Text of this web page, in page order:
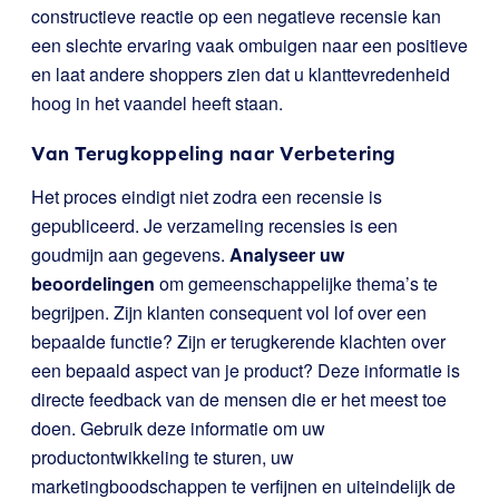
constructieve reactie op een negatieve recensie kan
een slechte ervaring vaak ombuigen naar een positieve
en laat andere shoppers zien dat u klanttevredenheid
hoog in het vaandel heeft staan.
Van Terugkoppeling naar Verbetering
Het proces eindigt niet zodra een recensie is
gepubliceerd. Je verzameling recensies is een
goudmijn aan gegevens. Analyseer uw
beoordelingen om gemeenschappelijke thema’s te
begrijpen. Zijn klanten consequent vol lof over een
bepaalde functie? Zijn er terugkerende klachten over
een bepaald aspect van je product? Deze informatie is
directe feedback van de mensen die er het meest toe
doen. Gebruik deze informatie om uw
productontwikkeling te sturen, uw
marketingboodschappen te verfijnen en uiteindelijk de